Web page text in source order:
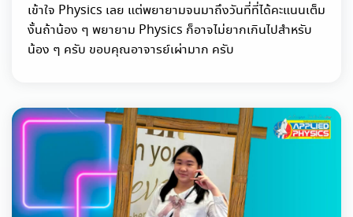
เข้าใจ Physics เลย แต่พยายามจนมาถึงวันที่ที่ได้คะแนนเต็ม
งั้นถ้าน้อง ๆ พยายาม Physics ก็อาจไม่ยากเกินไปสำหรับ
น้อง ๆ ครับ ขอบคุณอาจารย์เผ่ามาก ครับ